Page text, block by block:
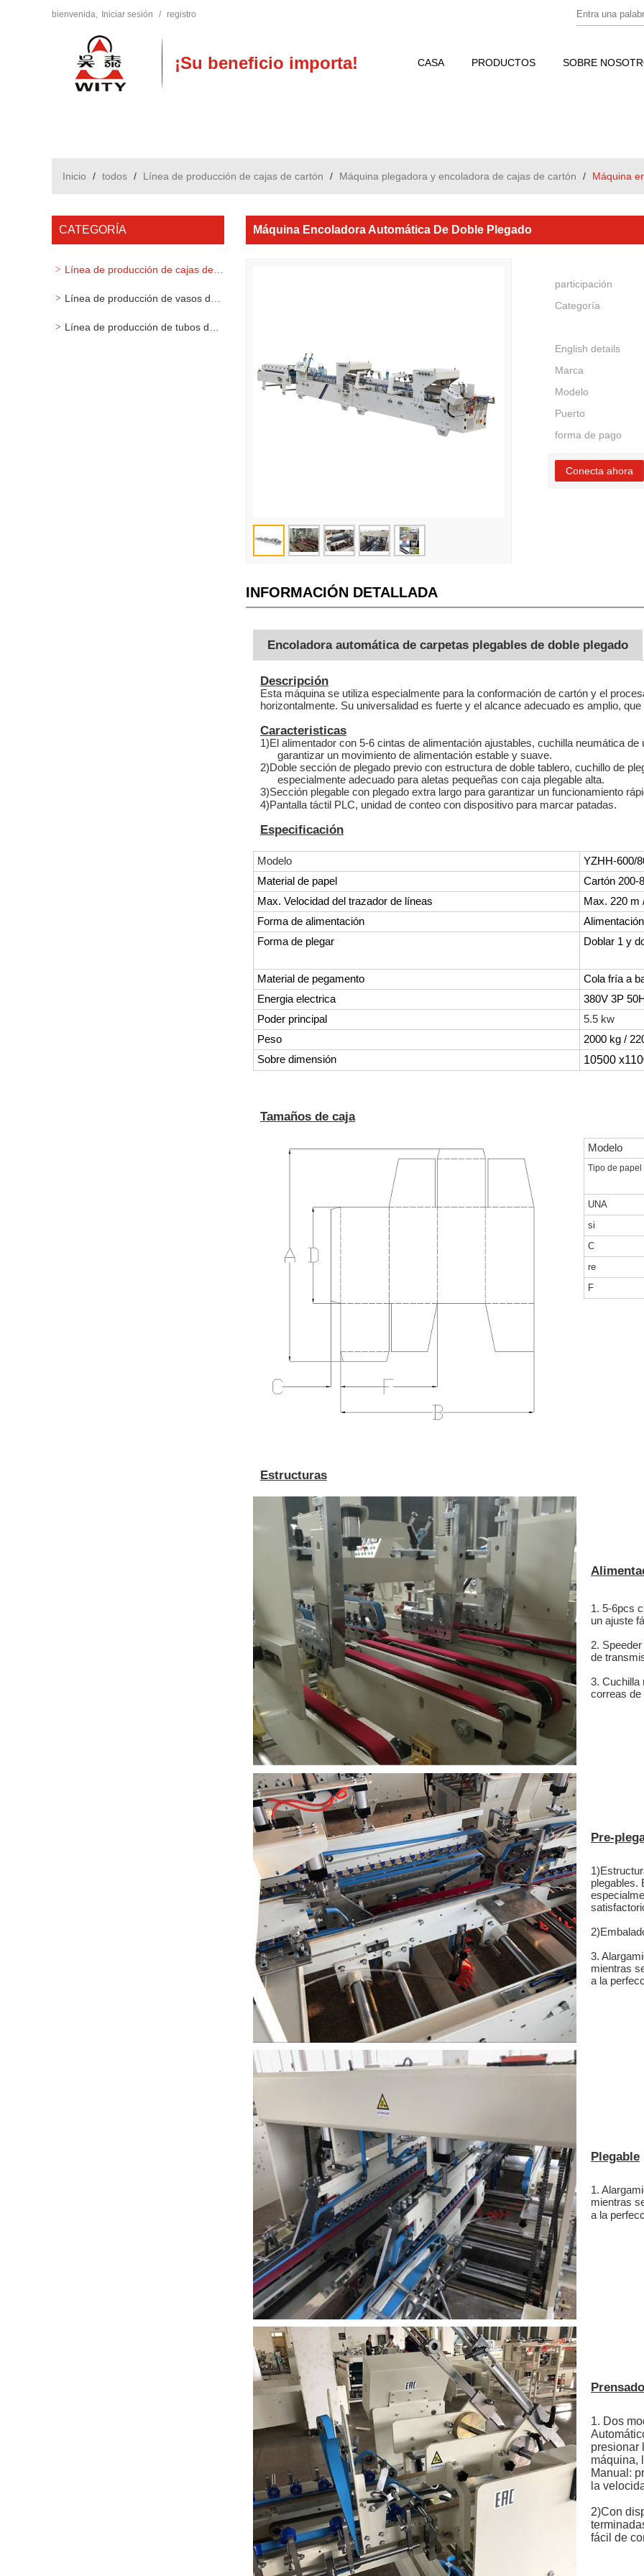
bienvenida, Iniciar sesión / registro
¡Su beneficio importa! CASA PRODUCTOS SOBRE
Inicio / todos / Línea de producción de cajas de cartón / Máquina plegadora y encoladora de cajas de cartón / Máquina
CATEGORÍA
Línea de producción de cajas de cartón
Línea de producción de vasos de papel
Línea de producción de tubos de papel / recipientes
Máquina Encoladora Automática De Doble Plegado
participación
Categoría
English details
Marca
Modelo
Puerto
forma de pago
Conecta ahora
INFORMACIÓN DETALLADA
Encoladora automática de carpetas plegables de doble plegado
Descripción
Esta máquina se utiliza especialmente para la conformación de cartón y el
horizontalmente. Su universalidad es fuerte y el alcance adecuado es amplio,
Caracteristicas
1)El alimentador con 5-6 cintas de alimentación ajustables, cuchilla neumática
garantizar un movimiento de alimentación estable y suave.
2)Doble sección de plegado previo con estructura de doble tablero, cuchillo de
especialmente adecuado para aletas pequeñas con caja plegable alta.
3)Sección plegable con plegado extra largo para garantizar un funcionamiento
4)Pantalla táctil PLC, unidad de conteo con dispositivo para marcar patadas.
Especificación
Modelo
YZHH-600/
Material de papel
Cartón 200-
Max. Velocidad del trazador de líneas
Max. 220 m
Forma de alimentación
Forma de plegar
Doblar 1 y
Material de pegamento
Cola fría a
Energia electrica
380V 3P
Poder principal
5.5 kw
Peso
2000 kg /
Sobre dimensión
10500
Tamaños de caja
Modelo
Tipo de papel
UNA
si
C
re
F
Estructuras
1. 5-6pcs
un ajuste
2.
de
3. Cuchilla
correas de
Pre-
1)
plegables.
2)
3.
mientras
a la
Plegable
1.
mientras
a la
1. Dos
presionar
máquina,
Manual:
la
2)Con
fácil de